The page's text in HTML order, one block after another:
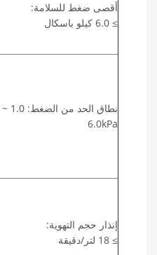
أقصى ضغط للسلامة:
≥ 6.0 كيلو باسكال
نطاق الحد من الضغط: 1.0 ~
6.0kPa
إنذار حجم التهوية:
≥ 18 لتر/دقيقة